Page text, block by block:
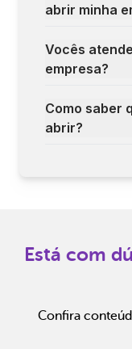
abrir minha
Vocês
empresa?
Como saber
abrir?
Está com
Confira